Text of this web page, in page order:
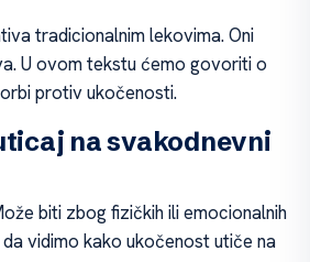
tradicionalnim lekovima. Oni
U ovom tekstu ćemo govoriti o
protiv ukočenosti.
na svakodnevni
biti zbog fizičkih ili emocionalnih
vidimo kako ukočenost utiče na